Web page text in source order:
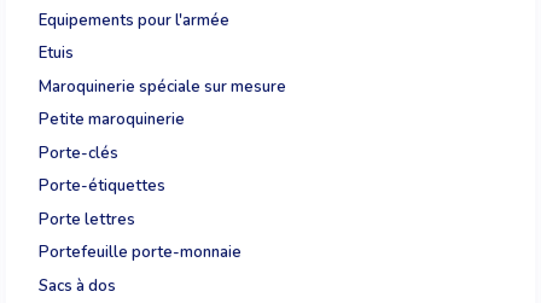
Equipements pour l'armée
Etuis
Maroquinerie spéciale sur mesure
Petite maroquinerie
Porte-clés
Porte-étiquettes
Porte lettres
Portefeuille porte-monnaie
Sacs à dos